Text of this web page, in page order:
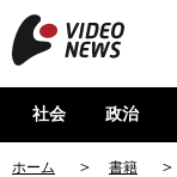
社会 政治
ホーム 書籍